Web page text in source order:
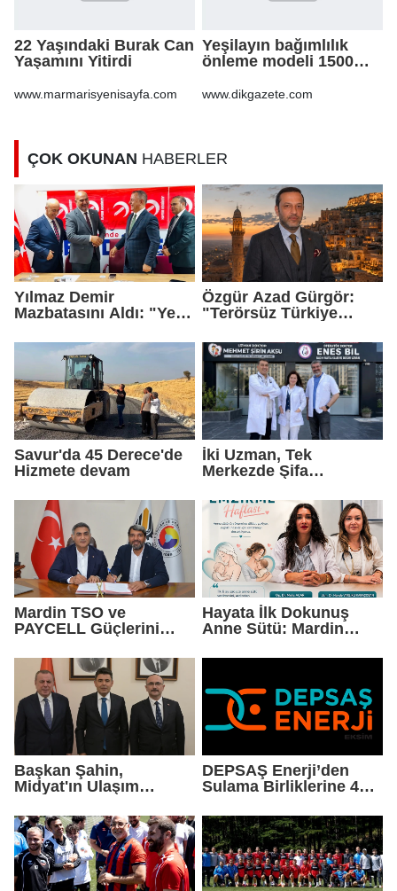
22 Yaşındaki Burak Can
Yaşamını Yitirdi
www.marmarisyenisayfa.com
Yeşilayın bağımlılık
önleme modeli 1500
hayatına dokundu
www.dikgazete.com
ÇOK OKUNAN HABERLER
Yılmaz Demir
Mazbatasını Aldı: "Yeni
Geldik"
Özgür Azad Gürgör:
"Terörsüz Türkiye
Turizmi İçin Yeni Bir
Dönemin Başlangıcıdır"
Savur'da 45 Derece'de
Hizmete devam
İki Uzman, Tek
Merkezde Şifa
Mardin TSO ve
PAYCELL Güçlerini
Hayata İlk Dokunuş
Anne Sütü: Mardin
Farkındalık Çağrısı
Başkan Şahin,
Midyat'ın Ulaşım
Taşıdı
DEPSAŞ Enerji’den
Sulama Birliklerine 48